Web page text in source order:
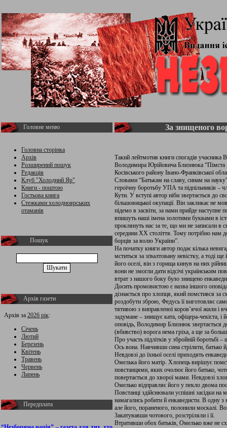
Головне меню
Головна сторінка
Архів
Розширений пошук
Редакція
Клуб "Холодний Яр"
Книги - поштою
Гостьова книга
Стежками холодноярських
отаманів
Пошук
Архів газети
Архів за 2026 рік:
Січень
Лютий
Березень
Квітень
Травень
Червень
Липень
Передплата
За знищеного
Такий лейтмотив книги спогадів учасника
Володимира Юрійовича Близнюка “Пімста
Косівського району Івано-Франківської
Словами “Батькам на славу, синам на
героїчну боротьбу УПА та підпільників –
Кути. У вступі автор ніби звертається до
більшовицької окупації. Він закликає не
підемо в засвіти, за нами прийде
впишуть наші імена золотими буквами в
проклянуть нас за те, що ми не записали в
середини XX століття. Тому потрібно нам
борців за волю України”.
На початку книги автор подає кілька
мститься за зґвалтовану невістку, а тоді
його оселі, він з горища кинув на них
вони не змогли дати відсічі українським
втрат з нашого боку було знищено
Досить промовистою є назва іншого
дізнається про хлопця, який помстився
роздобути зброю, Федусь її виготовляє
тятивою з виправленої коров’ячої жили і
задумане – знищує ката, офіцера-
оповідь, Володимир Близнюк звертається
(вбивство) ворога нема гріха, а ще за
Про участь підлітків у збройній боротьбі
Ось вона. Навчивши сина стріляти,
Невдовзі до їхньої оселі приходять
Омелька його матір. Хлопець вирішує
повстанцями, яких очолює його батько,
повертається до хворої мами. Невдовзі
Омелько відправляє його у пекло двома
Повстанці здійснювали успішні засідки на
намагались робити й енкаведисти. В одну з
але його, пораненого, полонили москалі.
Закатувавши чотового, розстріляли і її.
Втративши обох батьків, Омелько вже не